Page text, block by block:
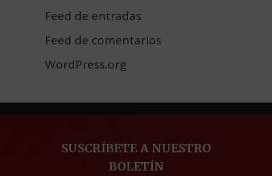
Feed de entradas
Feed de comentarios
WordPress.org
SUSCRÍBETE A NUESTRO
BOLETÍN